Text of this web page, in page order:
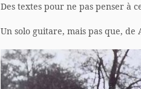
Des textes pour ne pas penser à
Un solo guitare, mais pas que,